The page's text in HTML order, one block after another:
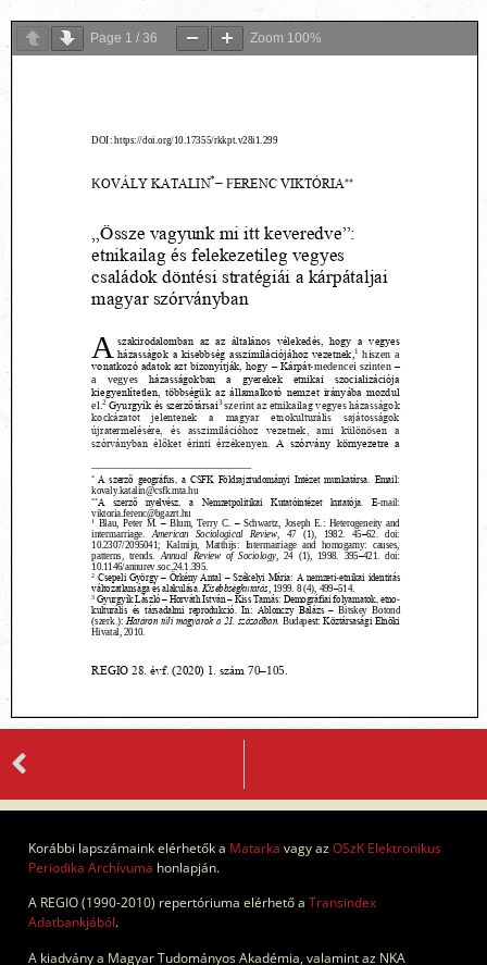
Page 1 / 36 Zoom 100%
Korábbi lapszámaink elérhetők a Matarka vagy azOSzK Elektronikus
Periodika Archívuma honlapján.
A REGIO (1990-2010) repertóriuma elérhető a Transindex
Adatbankjából.
A kiadvány a Magyar Tudományos Akadémia, valamint az NKA